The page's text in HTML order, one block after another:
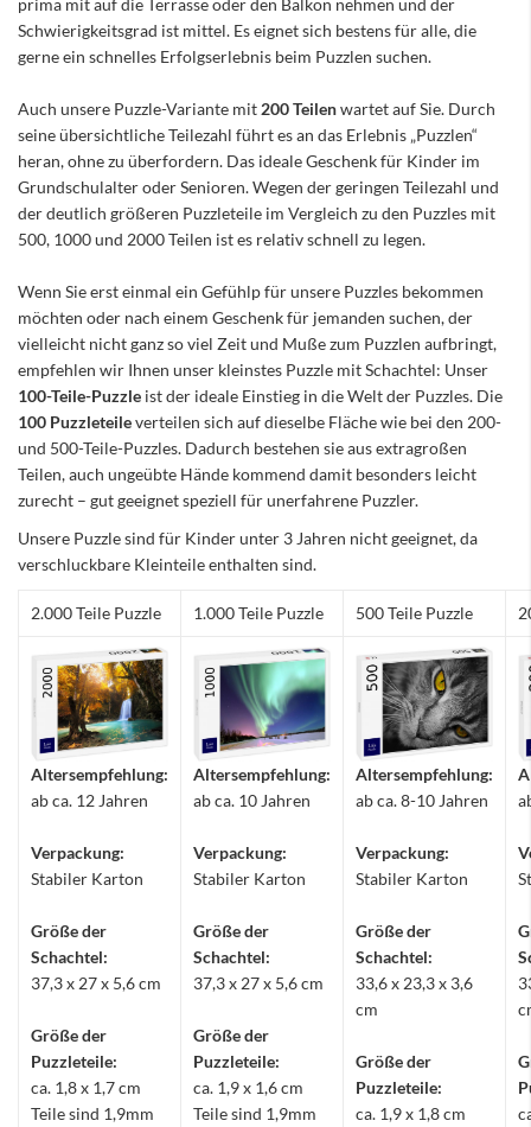
prima mit auf die Terrasse oder den Balkon nehmen und der
Schwierigkeitsgrad ist mittel. Es eignet sich bestens für alle, die
gerne ein schnelles Erfolgserlebnis beim Puzzlen suchen.
Auch unsere Puzzle-Variante mit 200 Teilenwartet auf Sie. Durch
seine übersichtliche Teilezahl führt es an das Erlebnis „Puzzlen“
heran, ohne zu überfordern. Das ideale Geschenk für Kinder im
Grundschulalter oder Senioren. Wegen der geringen Teilezahl und
der deutlich größeren Puzzleteile im Vergleich zu den Puzzles mit
500, 1000 und 2000 Teilen ist es relativ schnell zu legen.
Wenn Sie erst einmal ein Gefühlp für unsere Puzzles bekommen
möchten oder nach einem Geschenk für jemanden suchen, der
vielleicht nicht ganz so viel Zeit und Muße zum Puzzlen aufbringt,
empfehlen wir Ihnen unser kleinstes Puzzle mit Schachtel: Unser
100-Teile-Puzzle ist der ideale Einstieg in die Welt der Puzzles. Die
100 Puzzleteileverteilen sich auf dieselbe Fläche wie bei den 200-
und 500-Teile-Puzzles. Dadurch bestehen sie aus extragroßen
Teilen, auch ungeübte Hände kommend damit besonders leicht
zurecht – gut geeignet speziell für unerfahrene Puzzler.
Unsere Puzzle sind für Kinder unter 3 Jahren nicht geeignet, da
verschluckbare Kleinteile enthalten sind.
2.000 Teile Puzzle 1.000 Teile Puzzle 500 Teile Puzzle
Altersempfehlung:
ab ca. 12 Jahren
Verpackung:
Stabiler Karton
Größe der
Schachtel:
37,3 x 27 x 5,6 cm
Größe der
Puzzleteile:
ca. 1,8 x 1,7 cm
Teile sind 1,9mm
Altersempfehlung:
ab ca. 10 Jahren
Verpackung:
Stabiler Karton
Größe der
Schachtel:
37,3 x 27 x 5,6 cm
Größe der
Puzzleteile:
ca. 1,9 x 1,6 cm
Teile sind 1,9mm
Altersempfehlung:
ab ca. 8-10 Jahren
Verpackung:
Stabiler Karton
Größe der
Schachtel:
33,6 x 23,3 x 3,6
cm
Größe der
Puzzleteile:
ca. 1,9 x 1,8 cm